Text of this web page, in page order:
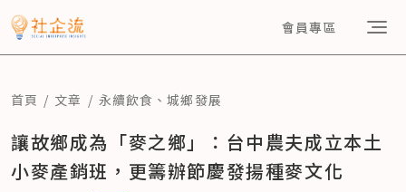
會員專區
首頁 文章 永續飲食 、城鄉發展
讓故鄉成為「麥之鄉」：台中農夫成立本土
小麥產銷班，更籌辦節慶發揚種麥文化